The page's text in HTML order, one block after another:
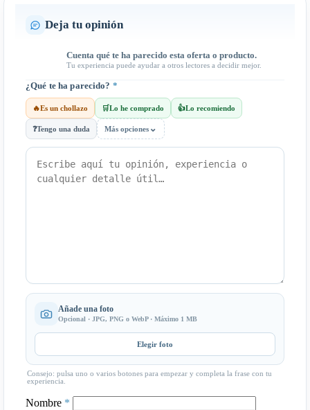
Deja tu opinión
Cuenta qué te ha parecido esta oferta o producto.
Tu experiencia puede ayudar a otros lectores a decidir mejor.
¿Qué te ha parecido? *
🔥Es un chollazo 🛒Lo he comprado 👍Lo recomiendo
❓Tengo una duda Más opciones ⌄
Añade una foto
Opcional · JPG, PNG o WebP · Máximo 1 MB
Elegir foto
Consejo: pulsa uno o varios botones para empezar y completa la frase con tu
experiencia.
Nombre *